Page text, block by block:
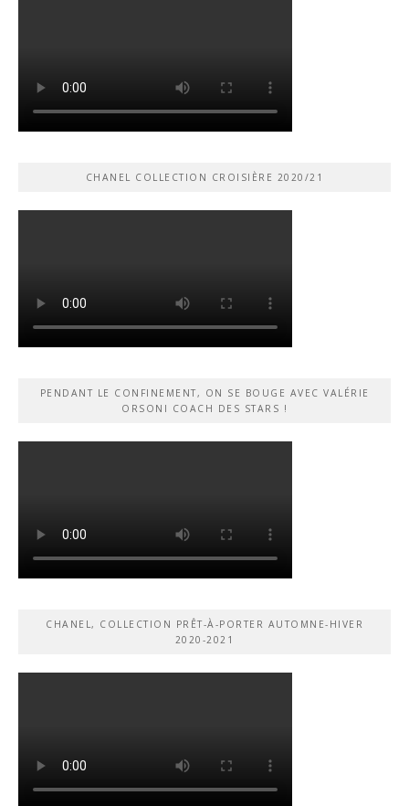
CHANEL COLLECTION CROISIÈRE 2020/21
PENDANT LE CONFINEMENT, ON SE BOUGE AVEC VALÉRIE
ORSONI COACH DES STARS !
CHANEL, COLLECTION PRÊT-À-PORTER AUTOMNE-HIVER
2020-2021